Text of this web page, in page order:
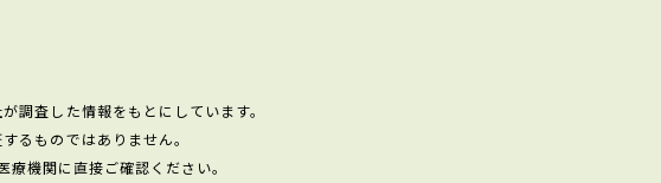
調査した情報をもとにしています。
るものではありません。
機関に直接ご確認ください。